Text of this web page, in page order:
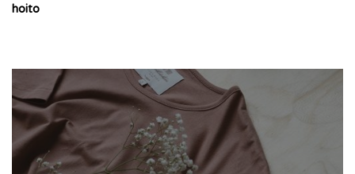
hoito